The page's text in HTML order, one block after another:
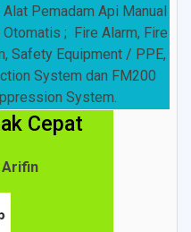
Pemadam Api Manual
; Fire Alarm, Fire
Safety Equipment / PPE,
System dan FM200
System.
Cepat